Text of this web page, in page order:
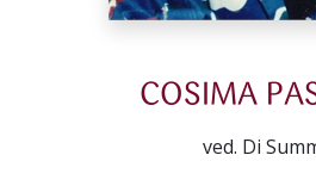
COSIMA
ved. Di